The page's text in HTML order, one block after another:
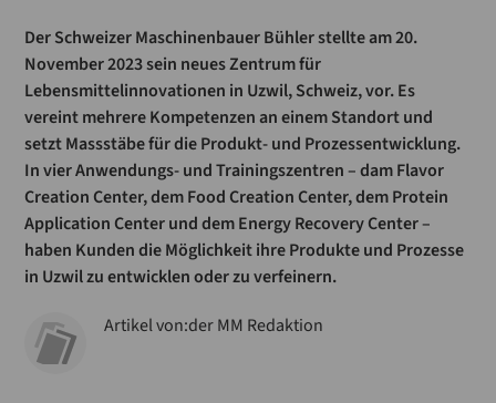
Der Schweizer Maschinenbauer Bühler stellte am 20.
November 2023 sein neues Zentrum für
Lebensmittelinnovationen in Uzwil, Schweiz, vor. Es
vereint mehrere Kompetenzen an einem Standort und
setzt Massstäbe für die Produkt- und Prozessentwicklung.
In vier Anwendungs- und Trainingszentren – dam Flavor
Creation Center, dem Food Creation Center, dem Protein
Application Center und dem Energy Recovery Center –
haben Kunden die Möglichkeit ihre Produkte und Prozesse
in Uzwil zu entwicklen oder zu verfeinern.
Artikel von:der MM Redaktion